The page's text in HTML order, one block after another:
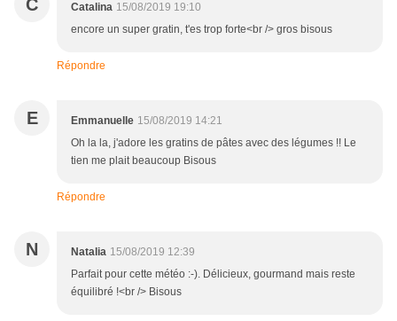
C Catalina 15/08/2019 19:10
encore un super gratin, t'es trop forte<br /> gros bisous
Répondre
E Emmanuelle 15/08/2019 14:21
Oh la la, j'adore les gratins de pâtes avec des légumes !! Le
tien me plait beaucoup Bisous
Répondre
N Natalia 15/08/2019 12:39
Parfait pour cette météo :-). Délicieux, gourmand mais reste
équilibré !<br /> Bisous